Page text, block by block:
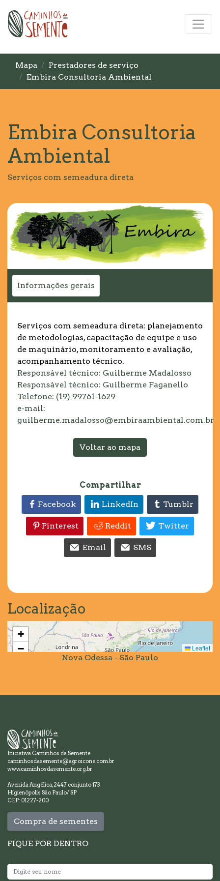
Mapa
Prestadores de serviço
Embira Consultoria Ambiental
Embira Consultoria
Ambiental
Serviços com semeadura direta
Informações gerais
Serviços com semeadura direta: planejamento
de metodologias, capacitação de equipe e uso
de maquinário, monitoramento e avaliação,
acompanhamento técnico.
Responsável técnico: Guilherme Madalosso
Responsável técnico: Guilherme Faganello
Telefone: (19) 99761-1629
e-mail:
Voltar ao mapa
Compartilhar
Facebook LinkedIn Tumblr
Pinterest Reddit Twitter
Email SMS
Localização
+
−
Leaflet
Nova Odessa - São Paulo
Iniciativa Caminhos da Semente
caminhosdasemente@agroicone.com.br
www.caminhosdasemente.org.br
Avenida Angélica, 2447 conjunto 173
Higienópolis São Paulo/ SP
CEP: 01227-200
Compra de sementes
FIQUE POR DENTRO